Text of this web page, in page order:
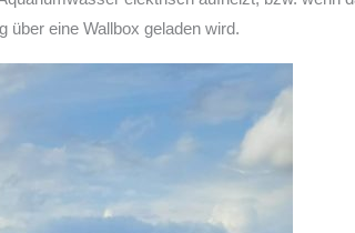
eine Wallbox geladen wird.